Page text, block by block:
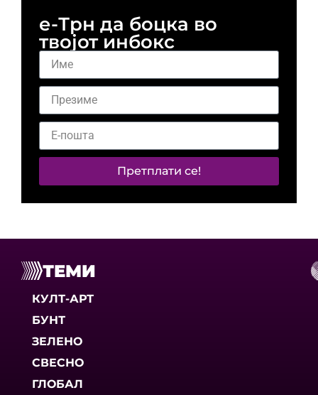
е-Трн да боцка во
твојот инбокс
Претплати се!
ТЕМИ
КУЛТ-АРТ
БУНТ
ЗЕЛЕНО
СВЕСНО
ГЛОБАЛ